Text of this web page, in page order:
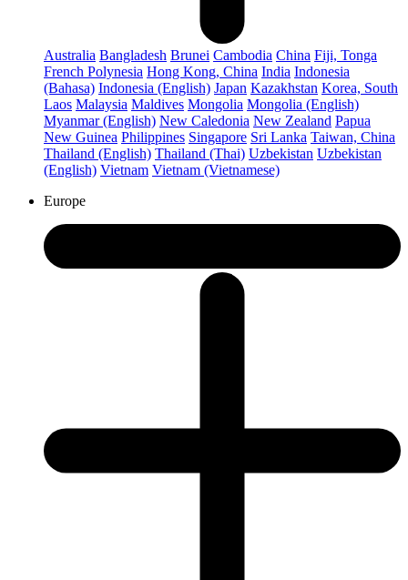
Australia Bangladesh Brunei Cambodia China Fiji, Tonga
French Polynesia Hong Kong, China India Indonesia
(Bahasa) Indonesia (English) Japan Kazakhstan Korea, South
Laos Malaysia Maldives Mongolia Mongolia (English)
Myanmar (English) New Caledonia New Zealand Papua
New Guinea Philippines Singapore Sri Lanka Taiwan, China
Thailand (English) Thailand (Thai) Uzbekistan Uzbekistan
(English) Vietnam Vietnam (Vietnamese)
Europe